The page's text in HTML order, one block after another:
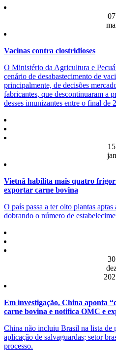
07
Vacinas contra clostridioses
O Ministério da Agricultura e
cenário de desabastecimento de
principalmente, de decisões
fabricantes, que descontinuaram a
desses imunizantes entre o final de
15
jan
Vietnã habilita mais quatro
exportar carne bovina
O país passa a ter oito plantas
dobrando o número de
30
Em investigação, China aponta
carne bovina e notifica OMC e
China não incluiu Brasil na lista de
aplicação de salvaguardas; setor
processo.